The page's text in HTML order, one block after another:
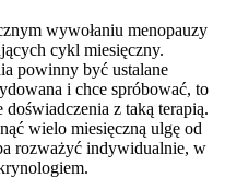
wywołaniu menopauzy
cykl miesięczny.
powinny być ustalane
i chce spróbować, to
z taką terapią.
wielo miesięczną ulgę od
rozważyć indywidualnie, w